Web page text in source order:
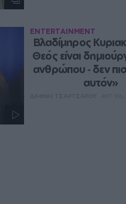
ENTERTAINMENT
Βλαδίμηρος
Θεός είναι
ανθρώπου ‑ δεν
αυτόν»